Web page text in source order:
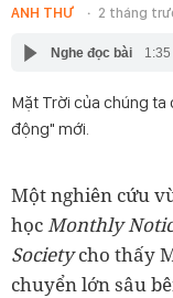
ANH THƯ 2 tháng
Nghe đọc bài 1:35
Mặt Trời của chúng
động" mới.
Một nghiên cứu
họcMonthly
Societycho thấy
chuyển lớn sâu